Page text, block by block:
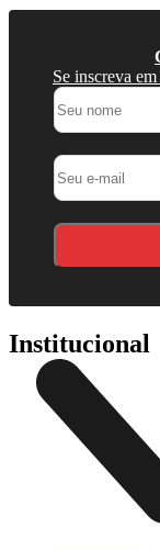
Se inscreva
Institucional